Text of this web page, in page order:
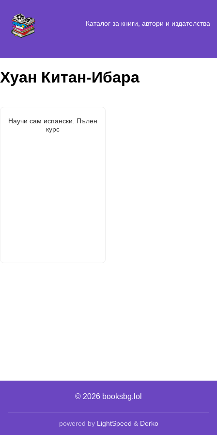
Каталог за книги, автори и издателства
Хуан Китан-Ибара
Научи сам испански. Пълен
курс
© 2026 booksbg.lol
powered by LightSpeed & Derko